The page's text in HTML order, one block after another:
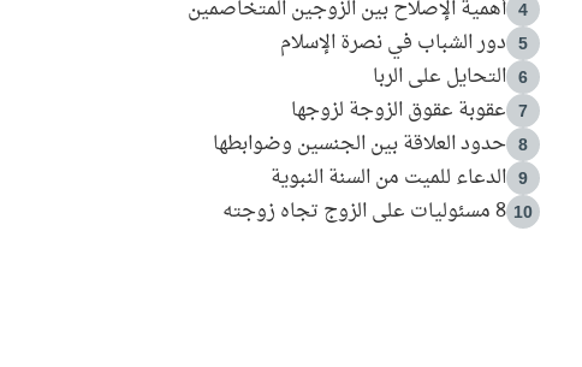
4 أهمية الإصلاح بين الزوجين المتخاصمين
5 دور الشباب في نصرة الإسلام
6 التحايل على الربا
7 عقوبة عقوق الزوجة لزوجها
8 حدود العلاقة بين الجنسين وضوابطها
9 الدعاء للميت من السنة النبوية
10 8 مسئوليات على الزوج تجاه زوجته